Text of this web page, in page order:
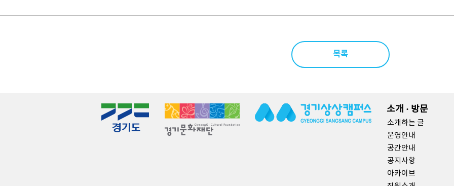
목록
소개 · 방문
소개하는 글
운영안내
공간안내
공지사항
아카이브